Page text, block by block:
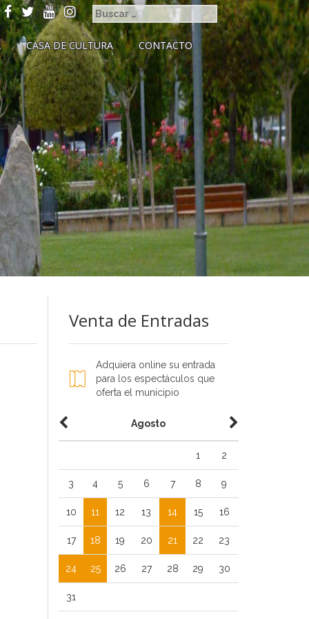
CASA DE CULTURA CONTACTO
Venta de Entradas
Adquiera online su entrada
para los espectáculos que
oferta el municipio
Agosto
1 2
3 4 5 6 7 8 9
10 11 12 13 14 15 16
17 18 19 20 21 22 23
24 25 26 27 28 29 30
31